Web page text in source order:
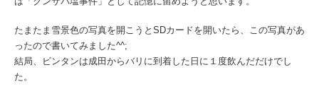
たまたま雪景色の写真を開こうとSDカードを開いたら、この写真があ
ったので書いてみました^^;
結局、ビンタンは成田からバリに到着した日に１度飲んだだけでし
た。